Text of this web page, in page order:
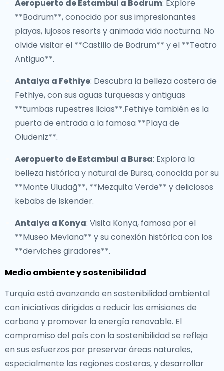
Aeropuerto de Estambul a Bodrum: Explore
**Bodrum**, conocido por sus impresionantes
playas, lujosos resorts y animada vida nocturna. No
olvide visitar el **Castillo de Bodrum** y el **Teatro
Antiguo**.
Antalya a Fethiye: Descubra la belleza costera de
Fethiye, con sus aguas turquesas y antiguas
**tumbas rupestres licias**.Fethiye también es la
puerta de entrada a la famosa **Playa de
Oludeniz**.
Aeropuerto de Estambul a Bursa: Explora la
belleza histórica y natural de Bursa, conocida por su
**Monte Uludağ**, **Mezquita Verde** y deliciosos
kebabs de Iskender.
Antalya a Konya: Visita Konya, famosa por el
**Museo Mevlana** y su conexión histórica con los
**derviches giradores**.
Medio ambiente y sostenibilidad
Turquía está avanzando en sostenibilidad ambiental
con iniciativas dirigidas a reducir las emisiones de
carbono y promover la energía renovable. El
compromiso del país con la sostenibilidad se refleja
en sus esfuerzos por preservar áreas naturales,
especialmente las regiones costeras, y desarrollar